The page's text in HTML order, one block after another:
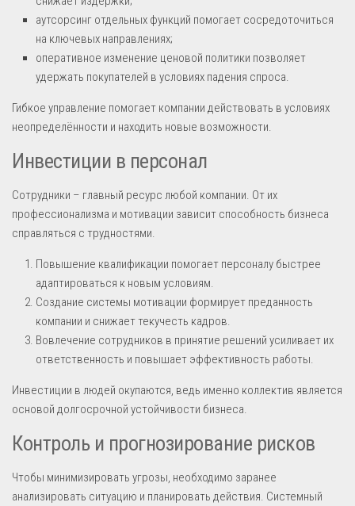
аутсорсинг отдельных функций помогает сосредоточиться
на ключевых направлениях;
оперативное изменение ценовой политики позволяет
удержать покупателей в условиях падения спроса.
Гибкое управление помогает компании действовать в условиях
неопределённости и находить новые возможности.
Инвестиции в персонал
Сотрудники – главный ресурс любой компании. От их
профессионализма и мотивации зависит способность бизнеса
справляться с трудностями.
Повышение квалификации помогает персоналу быстрее
адаптироваться к новым условиям.
Создание системы мотивации формирует преданность
компании и снижает текучесть кадров.
Вовлечение сотрудников в принятие решений усиливает их
ответственность и повышает эффективность работы.
Инвестиции в людей окупаются, ведь именно коллектив является
основой долгосрочной устойчивости бизнеса.
Контроль и прогнозирование рисков
Чтобы минимизировать угрозы, необходимо заранее
анализировать ситуацию и планировать действия. Системный